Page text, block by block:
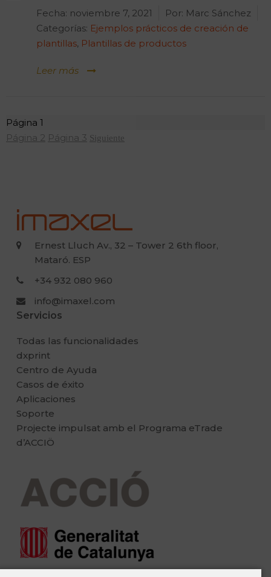
Fecha: noviembre 7, 2021 Por: Marc Sánchez
Categorías: Ejemplos prácticos de creación de
plantillas, Plantillas de productos
Leer más
Navegación
de
Página 1
Página 2 Página 3 Siguiente
Ernest Lluch Av., 32 – Tower 2 6th floor,
Mataró. ESP
+34 932 080 960
info@imaxel.com
Servicios
Todas las funcionalidades
dxprint
Centro de Ayuda
Casos de éxito
Aplicaciones
Soporte
Projecte impulsat amb el Programa eTrade
d’ACCIÖ